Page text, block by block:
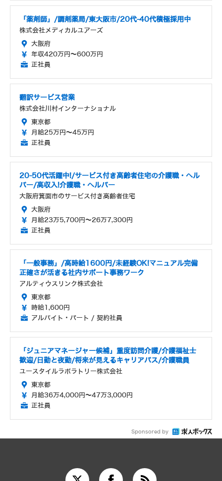
「薬剤師」/調剤薬局/東大阪市/20代-40代積極採用中
株式会社メディカルユアーズ
大阪府
年収420万円～600万円
正社員
翻訳サービス営業
株式会社川村インターナショナル
東京都
月給25万円～45万円
正社員
20-50代活躍中!/サービス付き高齢者住宅の介護職・ヘル
パー/高収入!介護職・ヘルパー
大阪府箕面市のサービス付き高齢者住宅
大阪府
月給23万5,700円～26万7,300円
正社員
「一般事務」/高時給1600円/未経験OK!マニュアル完備
正確さが活きる社内サポート事務ワーク
アルティウスリンク株式会社
東京都
時給1,600円
アルバイト・パート / 契約社員
「ジュニアマネージャー候補」重度訪問介護/介護福祉士
歓迎/日勤と夜勤/将来が見えるキャリアパス/介護職員
ユースタイルラボラトリー株式会社
東京都
月給36万4,000円～47万3,000円
正社員
Sponsored by